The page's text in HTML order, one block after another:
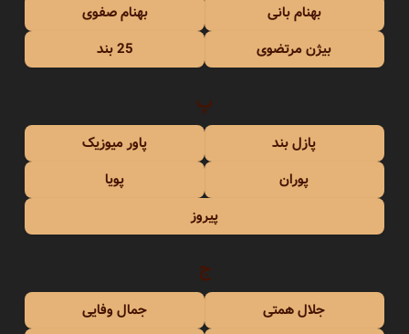
بهنام بانی
بهنام صفوی
بیژن مرتضوی
25 بند
پ
پازل بند
پاور میوزیک
پوران
پویا
پیروز
ج
جلال همتی
جمال وفایی